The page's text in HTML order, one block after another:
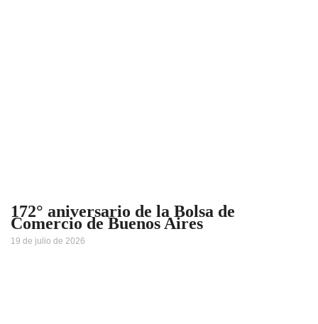
172° aniversario de la Bolsa de
Comercio de Buenos Aires
19 de julio de 2026